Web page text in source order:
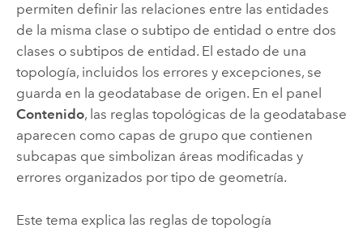
permiten definir las relaciones entre las entidades
de la misma clase o subtipo de entidad o entre dos
clases o subtipos de entidad. El estado de una
topología, incluidos los errores y excepciones, se
guarda en la geodatabase de origen. En el panel
Contenido, las reglas topológicas de la geodatabase
aparecen como capas de grupo que contienen
subcapas que simbolizan áreas modificadas y
errores organizados por tipo de geometría.
Este tema explica las reglas de topología